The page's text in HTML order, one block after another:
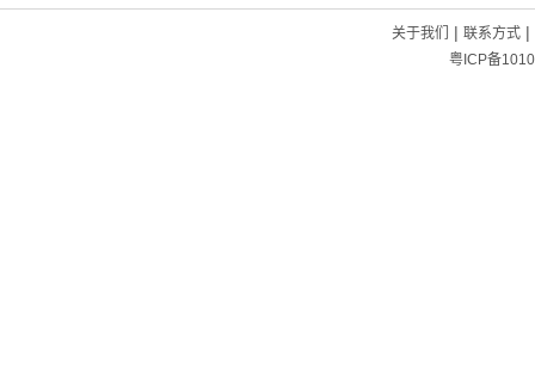
关于我们 | 联系方式|
粤ICP备